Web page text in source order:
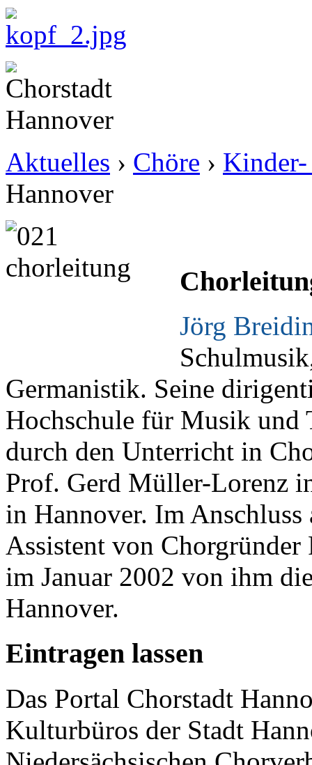
Aktuelles › Chöre › Kinder-
Hannover
Jörg
Germanistik. Seine
Hochschule für Musik und
durch den Unterricht in
Prof. Gerd Müller-Lorenz
in Hannover. Im
Assistent von
im Januar 2002 von ihm
Hannover.
Eintragen lassen
Das Portal Chorstadt
Kulturbüros der Stadt